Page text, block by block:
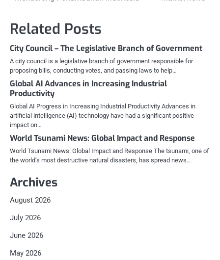
navigation
Related Posts
City Council – The Legislative Branch of Government
A city council is a legislative branch of government responsible for
proposing bills, conducting votes, and passing laws to help…
Global AI Advances in Increasing Industrial
Productivity
Global AI Progress in Increasing Industrial Productivity Advances in
artificial intelligence (AI) technology have had a significant positive
impact on…
World Tsunami News: Global Impact and Response
World Tsunami News: Global Impact and Response The tsunami, one of
the world’s most destructive natural disasters, has spread news…
Archives
August 2026
July 2026
June 2026
May 2026